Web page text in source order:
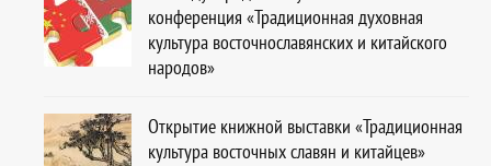
конференция «Традиционная духовная
культура восточнославянских и китайского
народов»
Открытие книжной выставки «Традиционная
культура восточных славян и китайцев»